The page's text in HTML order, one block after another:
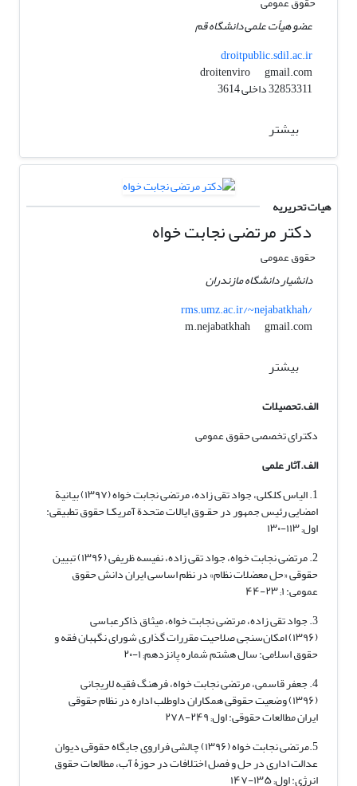
عضو هیأت علمی دانشگاه قم
droitpublic.sdil.ac.ir
droitenviro
gmail.com
بیشتر
هیات تحریریه
دکتر مرتضی نجابت خواه
حقوق عمومی
دانشیار دانشگاه مازندران
rms.umz.ac.ir/~nejabatkhah/
m.nejabatkhah
gmail.com
بیشتر
الف.تحصیلات
دکترای تخصصی حقوق عمومی
الف.آثار علمی
1. الیاس کلکلی، جواد تقی زاده، مرتضی نجابت خواه (۱۳۹۷) بیانیة
امضایی رئیس جمهور در حقـوق ایالات متحدة آمریکـا حقوق تطبیقی:
اول; ۱۱۳-۱۳۰
2. مرتضی نجابت خواه، جواد تقی زاده، نفیسه ظریفی (۱۳۹۶) تبیین
حقوقی «حل معضلات نظام» در نظم اساسی ایران دانش حقوق
عمومی: ۱; ۲۳-۴۴
3. جواد تقی زاده، مرتضی نجابت خواه، میثاق ذاکرعباسی
(۱۳۹۶) امکان‌سنجی صلاحیت مقررات گذاری شورای نگهبان فقه و
حقوق اسلامی: سال هشتم شماره پانزدهم; ۱-۲۰
4. جعفر قاسمی، مرتضی نجابت خواه، فرهنگ فقیه لاریجانی
(۱۳۹۶) وضعیت حقوقی همکاران داوطلب اداره در نظام حقوقی
ایران مطالعات حقوقی: اول; ۲۴۹-۲۷۸
5.مرتضی نجابت خواه (۱۳۹۶) چالشی فراروی جایگاه حقوقی دیوان
عدالت اداری در حل و فصل اختلافات در حوزۀ آب، مطالعات حقوق
انرژی: اول; ۱۳۵-۱۴۷